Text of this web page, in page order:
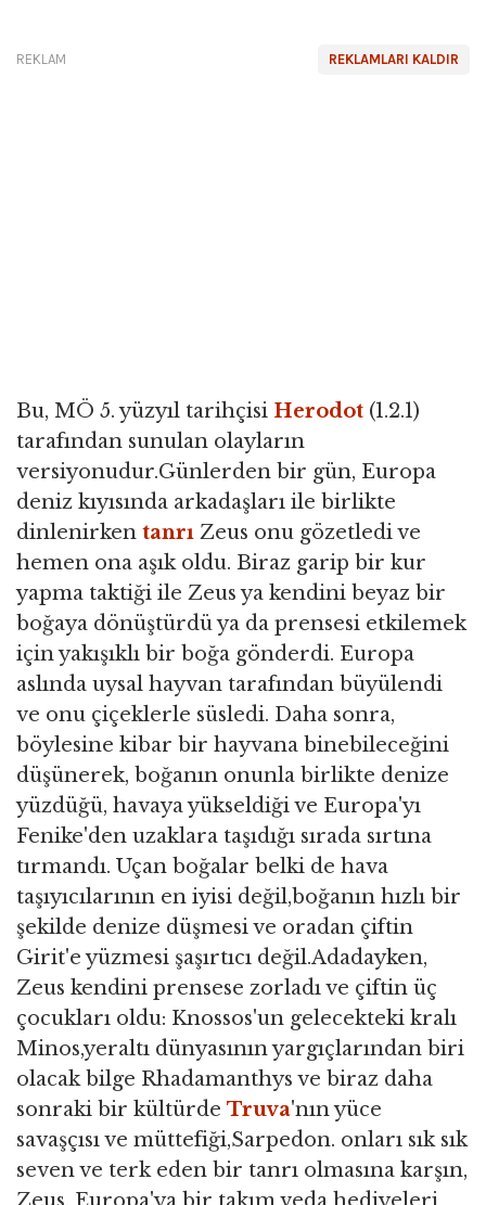
REKLAMLARI KALDIR
REKLAM
Bu, MÖ 5. yüzyıl tarihçisi Herodot (1.2.1)
tarafından sunulan olayların
versiyonudur.Günlerden bir gün, Europa
deniz kıyısında arkadaşları ile birlikte
dinlenirken tanrı Zeus onu gözetledi ve
hemen ona aşık oldu. Biraz garip bir kur
yapma taktiği ile Zeus ya kendini beyaz bir
boğaya dönüştürdü ya da prensesi etkilemek
için yakışıklı bir boğa gönderdi. Europa
aslında uysal hayvan tarafından büyülendi
ve onu çiçeklerle süsledi. Daha sonra,
böylesine kibar bir hayvana binebileceğini
düşünerek, boğanın onunla birlikte denize
yüzdüğü, havaya yükseldiği ve Europa'yı
Fenike'den uzaklara taşıdığı sırada sırtına
tırmandı. Uçan boğalar belki de hava
taşıyıcılarının en iyisi değil,boğanın hızlı bir
şekilde denize düşmesi ve oradan çiftin
Girit'e yüzmesi şaşırtıcı değil.Adadayken,
Zeus kendini prensese zorladı ve çiftin üç
çocukları oldu: Knossos'un gelecekteki kralı
Minos,yeraltı dünyasının yargıçlarından biri
olacak bilge Rhadamanthys ve biraz daha
sonraki bir kültürde Truva'nın yüce
savaşçısı ve müttefiği,Sarpedon. onları sık sık
seven ve terk eden bir tanrı olmasına karşın,